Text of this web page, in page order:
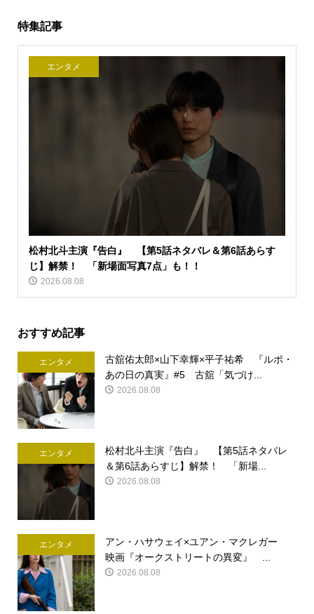
特集記事
エンタメ
松村北斗主演『告白』 【第5話ネタバレ＆第6話あらす
じ】解禁！ 「新場面写真7点」も！！
2026.08.08
おすすめ記事
エンタメ
古舘佑太郎×山下幸輝×平子祐希 『ルポ・
あの日の真実』#5 古舘「気づけ...
2026.08.08
エンタメ
松村北斗主演『告白』 【第5話ネタバレ
＆第6話あらすじ】解禁！ 「新場...
2026.08.08
エンタメ
アン・ハサウェイ×ユアン・マクレガー
映画『オークストリートの異変』 ...
2026.08.08